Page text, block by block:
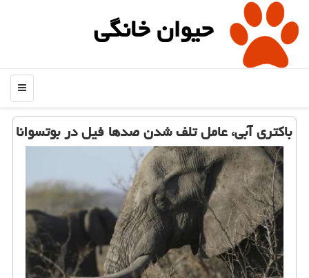
حیوان خانگی
منو
باكتری آبی، عامل تلف شدن صدها فیل در بوتسوانا